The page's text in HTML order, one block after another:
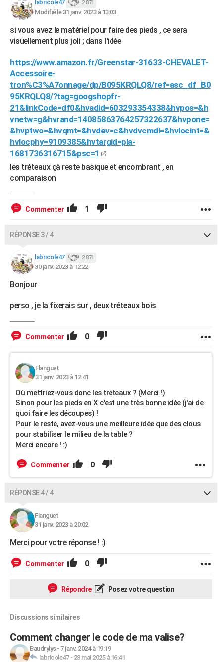
labricole47 2 871
Modifié le 31 janv. 2023 à 13:03
si vous avez le matériel pour faire des pieds , ce sera
visuellement plus joli ; dans l'idée
https://www.amazon.fr/Greenstar-31633-CHEVALET-
Accessoire-
tron%C3%A7onnage/dp/B095KRQLQ8/ref=asc_df_B0
95KRQLQ8/?tag=googshopfr-
21&linkCode=df0&hvadid=603293354338&hvpos=&h
vnetw=g&hvrand=14085863764257322637&hvpone=
&hvptwo=&hvqmt=&hvdev=c&hvdvcmdl=&hvlocint=&
hvlocphy=9109385&hvtargid=pla-
1681736316715&psc=1
les tréteaux çà reste basique et encombrant , en
comparaison
Commenter 1
RÉPONSE 3 / 4
labricole47 2 871
30 janv. 2023 à 12:22
Bonjour
perso , je la fixerais sur , deux tréteaux bois
Commenter 0
Flanguet
31 janv. 2023 à 12:41
Où mettriez-vous donc les tréteaux ? (Merci !)
Sinon pour les pieds en X c'est une très bonne idée (j'ai de
quoi faire les découpes) !
Pour le reste, avez-vous une meilleure idée que des clous
pour stabiliser le milieu de la table ?
Merci encore ! :)
Commenter 0
RÉPONSE 4 / 4
Flanguet
31 janv. 2023 à 20:02
Merci pour votre réponse ! :)
Commenter 0
Répondre Posez votre question
Discussions similaires
Comment changer le code de ma valise?
Baudrylys- 7 janv. 2024 à 19:19
labricole47- 28 mai 2025 à 16:41